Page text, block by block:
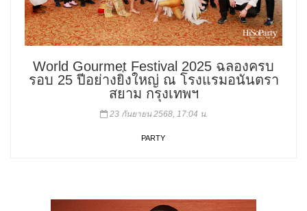
World Gourmet Festival 2025 ฉลองครบ
รอบ 25 ปีอย่างยิ่งใหญ่ ณ โรงแรมอนันตรา
สยาม กรุงเทพฯ
23 กันยายน 2568, 17:04 น.
PARTY